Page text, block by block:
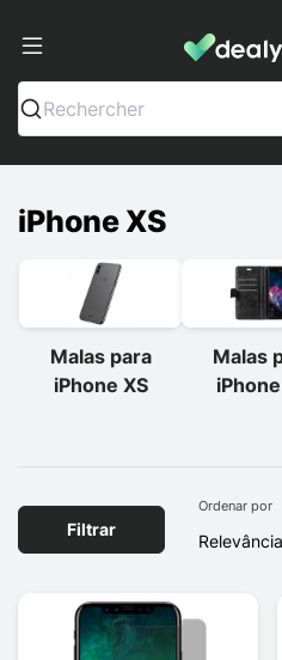
Dealy -
Rechercher
iPhone XS
Malas para
iPhone XS
Malas
Filtrar
Ordenar por